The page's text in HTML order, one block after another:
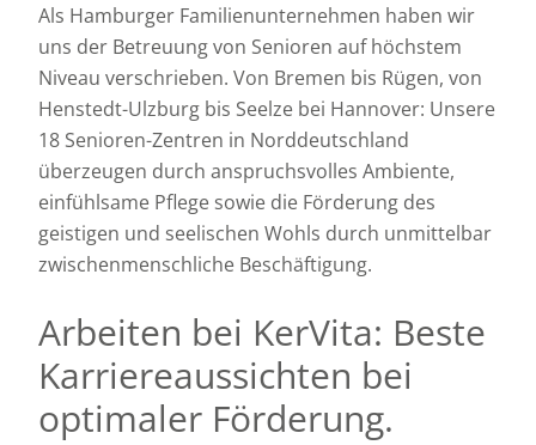
Als Hamburger Familienunternehmen haben wir
uns der Betreuung von Senioren auf höchstem
Niveau verschrieben. Von Bremen bis Rügen, von
Henstedt-Ulzburg bis Seelze bei Hannover: Unsere
18 Senioren-Zentren in Norddeutschland
überzeugen durch anspruchsvolles Ambiente,
einfühlsame Pflege sowie die Förderung des
geistigen und seelischen Wohls durch unmittelbar
zwischenmenschliche Beschäftigung.
Arbeiten bei KerVita: Beste
Karriereaussichten bei
optimaler Förderung.